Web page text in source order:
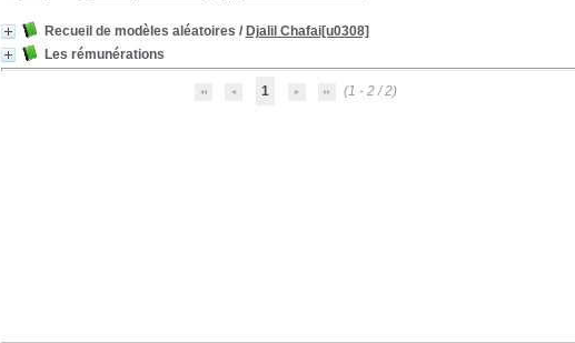
Recueil de modèles aléatoires / Djalil Chafai[u0308]
Les rémunérations
1 (1 - 2 / 2)